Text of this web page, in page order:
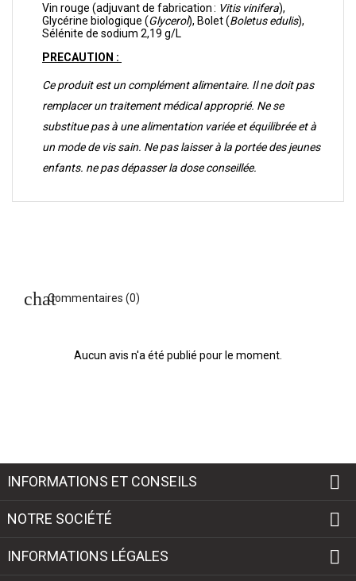
Vin rouge (adjuvant de fabrication : Vitis vinifera),
Glycérine biologique (Glycerol), Bolet (Boletus edulis),
Sélénite de sodium 2,19 g/L
PRECAUTION :
Ce produit est un complément alimentaire. Il ne doit pas
remplacer un traitement médical approprié. Ne se
substitue pas à une alimentation variée et équilibrée et à
un mode de vis sain. Ne pas laisser à la portée des jeunes
enfants. ne pas dépasser la dose conseillée.
Commentaires (0)
Aucun avis n'a été publié pour le moment.
INFORMATIONS ET CONSEILS 
NOTRE SOCIÉTÉ 
INFORMATIONS LÉGALES 